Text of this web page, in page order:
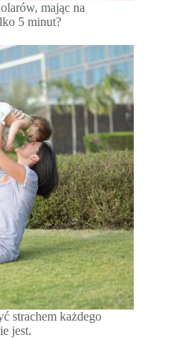
mając na
5 minut?
strachem każdego
jest.